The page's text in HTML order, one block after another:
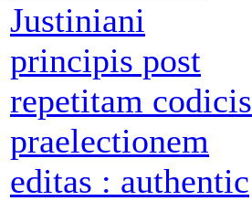
Justiniani
principis post
repetitam codicis
praelectionem
editas : authentic